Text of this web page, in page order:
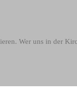
Wer uns in der